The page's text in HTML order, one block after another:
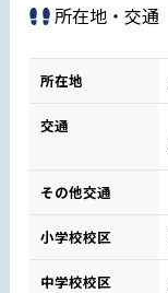
所在地・交通
所在地
交通
その他交通
小学校校区
中学校校区